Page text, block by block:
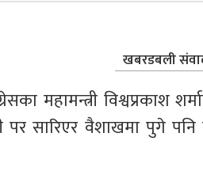
खबरडबली
महामन्त्री विश्वप्रकाश
पर सारिएर वैशाखमा पुगे